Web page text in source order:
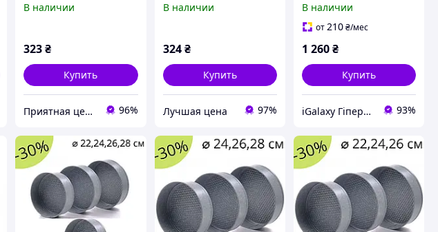
В наличии
323₴
Купить
Приятная цена 96%
В наличии
324 ₴
Купить
Лучшая цена 97%
В наличии
от210₴/мес
1 260₴
Купить
iGalaxy Гіпермаркет подарунків 93%